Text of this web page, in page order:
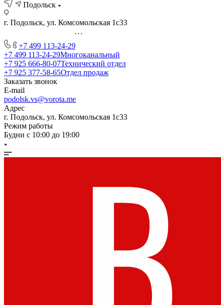
Подольск
г. Подольск, ул. Комсомольская 1с33
...
+7 499 113-24-29
+7 499 113-24-29Многоканальный
+7 925 666-80-07Технический отдел
+7 925 377-58-65Отдел продаж
Заказать звонок
E-mail
podolsk.vs@vorota.me
Адрес
г. Подольск, ул. Комсомольская 1с33
Режим работы
Будни с 10:00 до 19:00